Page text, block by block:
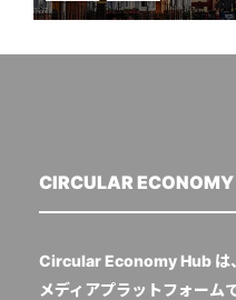
CIRCULAR ECONOMY
Circular Economy Hub は
メディアプラットフォーム